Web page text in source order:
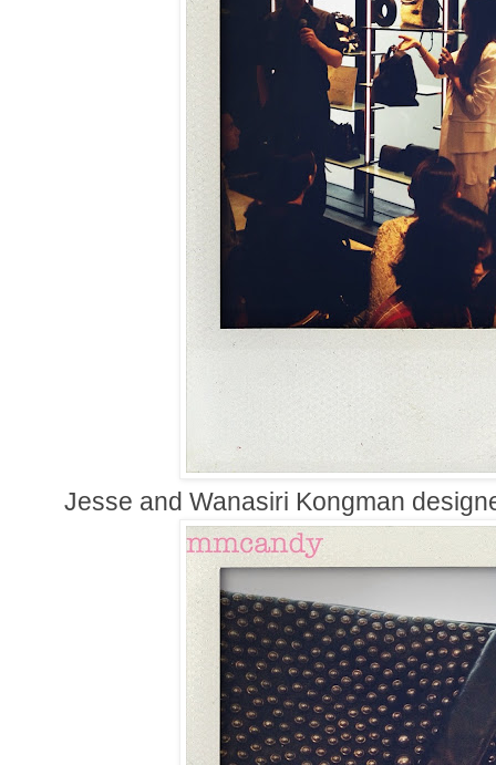
Jesse and Wanasiri Kongman